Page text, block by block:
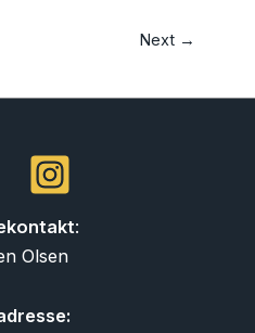
Next →
:
Olsen